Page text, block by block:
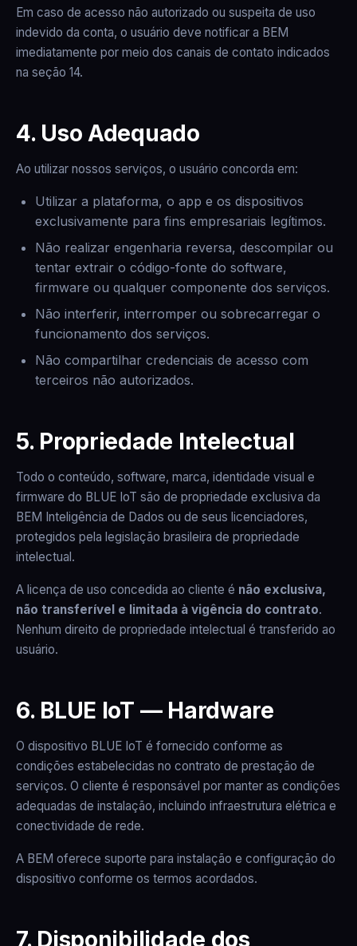
Em caso de acesso não autorizado ou suspeita de uso
indevido da conta, o usuário deve notificar a BEM
imediatamente por meio dos canais de contato indicados
na seção 14.
4. Uso Adequado
Ao utilizar nossos serviços, o usuário concorda em:
Utilizar a plataforma, o app e os dispositivos
exclusivamente para fins empresariais legítimos.
Não realizar engenharia reversa, descompilar ou
tentar extrair o código-fonte do software,
firmware ou qualquer componente dos serviços.
Não interferir, interromper ou sobrecarregar o
funcionamento dos serviços.
Não compartilhar credenciais de acesso com
terceiros não autorizados.
5. Propriedade Intelectual
Todo o conteúdo, software, marca, identidade visual e
firmware do BLUE IoT são de propriedade exclusiva da
BEM Inteligência de Dados ou de seus licenciadores,
protegidos pela legislação brasileira de propriedade
intelectual.
A licença de uso concedida ao cliente é não exclusiva,
não transferível e limitada à vigência do contrato.
Nenhum direito de propriedade intelectual é transferido ao
usuário.
6. BLUE IoT — Hardware
O dispositivo BLUE IoT é fornecido conforme as
condições estabelecidas no contrato de prestação de
serviços. O cliente é responsável por manter as condições
adequadas de instalação, incluindo infraestrutura elétrica e
conectividade de rede.
A BEM oferece suporte para instalação e configuração do
dispositivo conforme os termos acordados.
7. Disponibilidade dos